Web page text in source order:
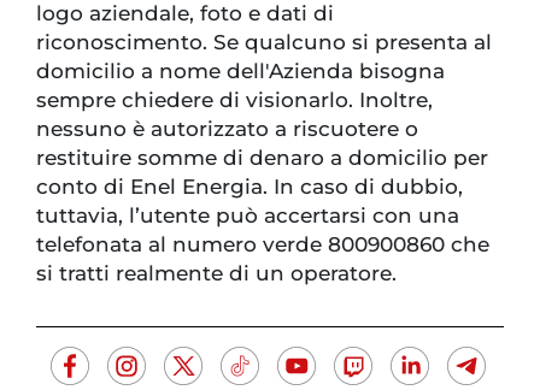
logo aziendale, foto e dati di
riconoscimento. Se qualcuno si presenta al
domicilio a nome dell'Azienda bisogna
sempre chiedere di visionarlo. Inoltre,
nessuno è autorizzato a riscuotere o
restituire somme di denaro a domicilio per
conto di Enel Energia. In caso di dubbio,
tuttavia, l’utente può accertarsi con una
telefonata al numero verde 800900860 che
si tratti realmente di un operatore.